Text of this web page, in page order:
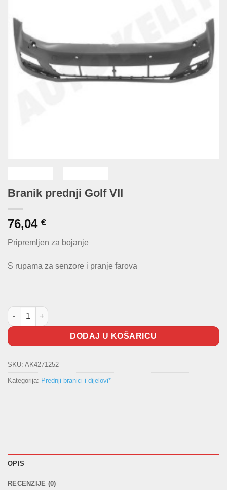
Branik prednji Golf VII
76,04 €
Pripremljen za bojanje
S rupama za senzore i pranje farova
Branik prednji Golf VII količina
DODAJ U KOŠARICU
SKU: AK4271252
Kategorija: Prednji branici i dijelovi*
OPIS
RECENZIJE (0)